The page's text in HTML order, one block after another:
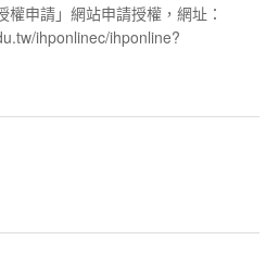
申請」網站申請授權，網址：
ihponlinec/ihponline?